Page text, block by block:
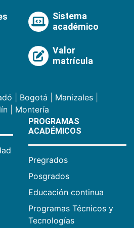
Sistema
académico
Valor
matrícula
Bogotá Manizales
Montería
PROGRAMAS
ACADÉMICOS
Pregrados
Posgrados
Educación continua
Programas Técnicos y
Tecnologías